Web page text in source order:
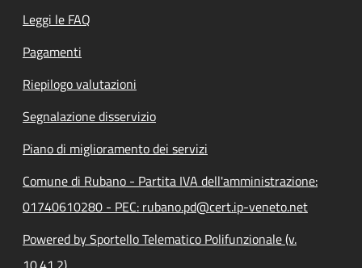
Leggi le FAQ
Pagamenti
Riepilogo valutazioni
Segnalazione disservizio
Piano di miglioramento dei servizi
Comune di Rubano - Partita IVA dell'amministrazione:
01740610280 - PEC: rubano.pd@cert.ip-veneto.net
Powered by Sportello Telematico Polifunzionale (v.